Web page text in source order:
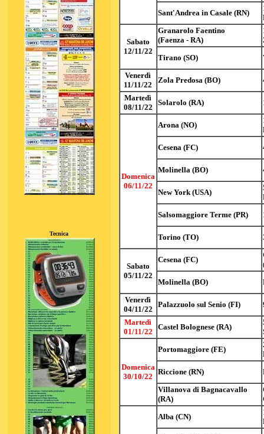
Sant'Andrea in Casale (RN)
Sabato
12/11/22
Granarolo Faentino
(Faenza - RA)
Tirano (SO)
Venerdì
11/11/22
Zola Predosa (BO)
Martedì
08/11/22
Solarolo (RA)
Domenica
06/11/22
Arona (NO)
Cesena (FC)
Molinella (BO)
New York (USA)
Salsomaggiore Terme (PR)
Torino (TO)
Sabato
05/11/22
Cesena (FC)
Molinella (BO)
Venerdì
04/11/22
Palazzuolo sul Senio (FI)
Martedì
01/11/22
Castel Bolognese (RA)
Domenica
30/10/22
Portomaggiore (FE)
Riccione (RN)
Villanova di Bagnacavallo
(RA)
Alba (CN)
Tecnica